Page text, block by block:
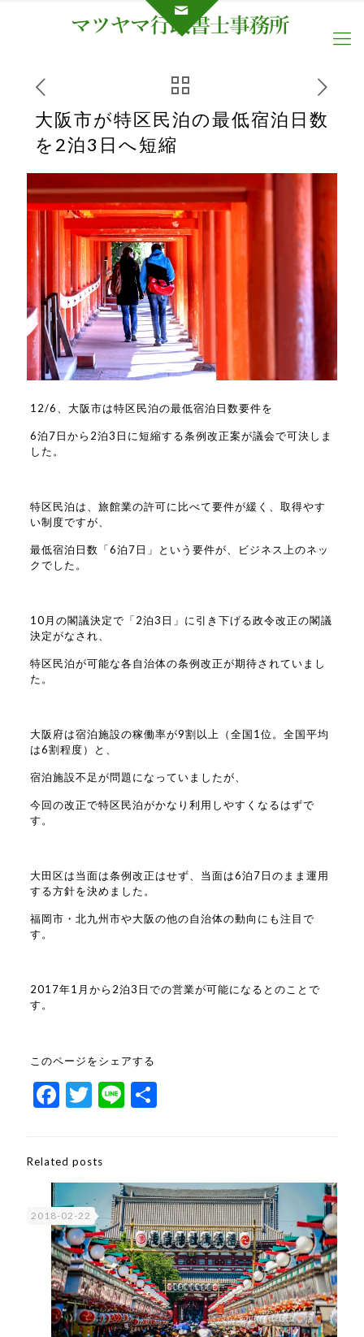
大阪市が特区民泊の最低宿泊日数
を2泊3日へ短縮
12/6、大阪市は特区民泊の最低宿泊日数要件を
6泊7日から2泊3日に短縮する条例改正案が議会で可決しま
した。
特区民泊は、旅館業の許可に比べて要件が緩く、取得やす
い制度ですが、
最低宿泊日数「6泊7日」という要件が、ビジネス上のネッ
クでした。
10月の閣議決定で「2泊3日」に引き下げる政令改正の閣議
決定がなされ、
特区民泊が可能な各自治体の条例改正が期待されていまし
た。
大阪府は宿泊施設の稼働率が9割以上（全国1位。全国平均
は6割程度）と、
宿泊施設不足が問題になっていましたが、
今回の改正で特区民泊がかなり利用しやすくなるはずで
す。
大田区は当面は条例改正はせず、当面は6泊7日のまま運用
する方針を決めました。
福岡市・北九州市や大阪の他の自治体の動向にも注目で
す。
2017年1月から2泊3日での営業が可能になるとのことで
す。
このページをシェアする
Facebook
Twitter
Line共
Related posts
2018-02-22